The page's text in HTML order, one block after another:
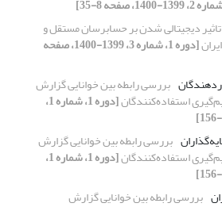
دیجیتالی شدن بر حسابرسان مستقل و
[دوره 1، شماره 3، 1399-1400، صفحه
بررسی رابطه بین خوانایی گزارش‌
استفاده‌کنندگان [دوره 1، شماره 1،
بررسی رابطه بین خوانایی گزارش‌
استفاده‌کنندگان [دوره 1، شماره 1،
بررسی رابطه بین خوانایی گزارش‌